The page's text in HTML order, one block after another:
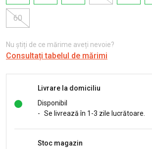
60
Nu știți de ce mărime aveți nevoie?
Consultați tabelul de mărimi
Livrare la domiciliu
Disponibil
- Se livrează în 1-3 zile lucrătoare.
Stoc magazin